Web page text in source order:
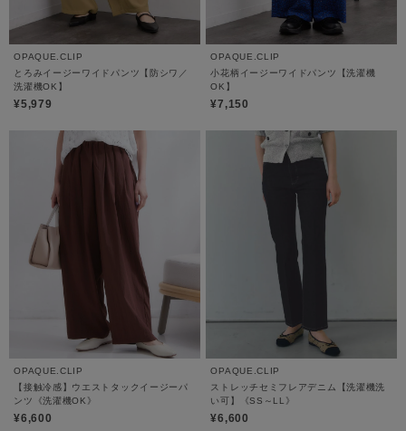
OPAQUE.CLIP
とろみイージーワイドパンツ【防シワ／
洗濯機OK】
¥5,979
OPAQUE.CLIP
小花柄イージーワイドパンツ【洗濯機
OK】
¥7,150
OPAQUE.CLIP
【接触冷感】ウエストタックイージーパ
ンツ《洗濯機OK》
¥6,600
OPAQUE.CLIP
ストレッチセミフレアデニム【洗濯機洗
い可】《SS～LL》
¥6,600